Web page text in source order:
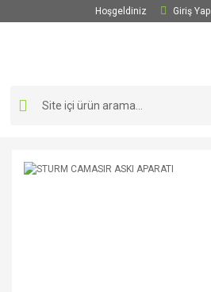
Hoşgeldiniz Giriş Yap